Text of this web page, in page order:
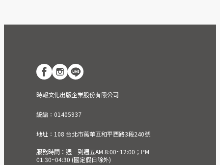
時報文化出版企業股份有限公司
統編：01405937
地址：108 台北市萬華區和平西路3段240號
服務時間：週一到週五AM 8:00~12:00；PM
01:30~04:30 (國定假日除外)